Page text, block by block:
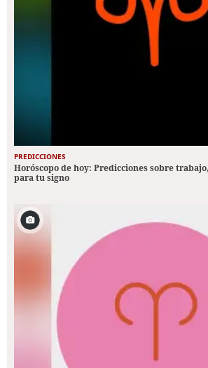
PREDICCIONES
Horóscopo de hoy: Predicciones sobre
para tu signo